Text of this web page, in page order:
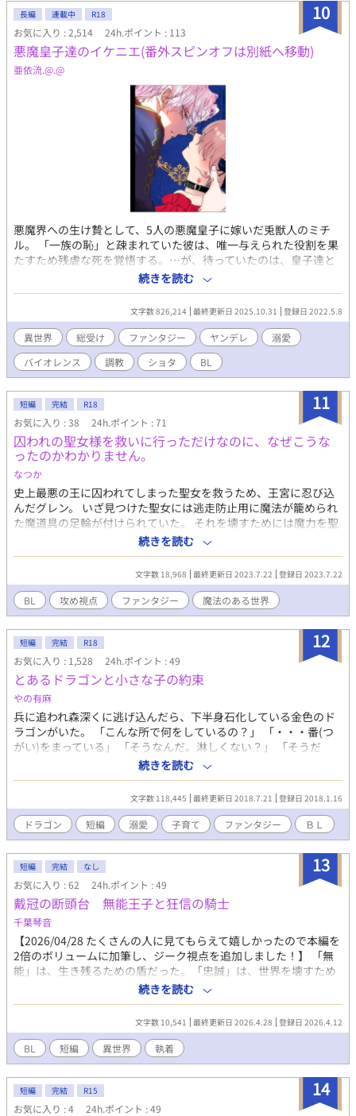
10
長編 連載中 R18
お気に入り : 2,514 24h.ポイント : 113
悪魔皇子達のイケニエ(番外スピンオフは別紙へ移動)
亜依流.@.@
悪魔界への生け贄として、5人の悪魔皇子に嫁いだ兎獣人のミチ
ル。 「一族の恥」と疎まれていた彼は、唯一与えられた役割を果
たすため残虐な死を覚悟する。…が、待っていたのは、皇子達と
の想像を絶する夫婦生活だった。 ※ヤンデレ、暴力的な性描写、
流血シーン、近親相姦を含みます。 ⬇以下(2025/10/31 08:10:30)
は、別紙 『ホストクラブ~借金返済のための奴隷契約~』 へ移行し
ました⬇ ☆番外編、ホストクラブを掲載中です☆ ※本編のストー
リーやせっていとは無関係です。悪魔皇子のイケニエを読んでい
ない方もお楽しみいただけます。 ✧• ────あらすじ────
•✧ あらゆる欲望が渦巻くエンターテインメントの街───新宿歌
舞伎町。 カサ・ディアブロ（Casa Diablo）は、その街最大規模
の売上を叩き出す高級ホストクラブだ。 店が客を選別し、キャス
トが相手をするのにふさわしい身なりかを見定める。 そんな、ほ
かとは一線を画した舞台の中で、ミチルは今日も担当ホストのハ
ルキを待ちわびていた。 裕福だが複雑な環境の家庭に産まれ、対
人恐怖症により人生の大半を孤独に過していたミチル。３年前の
ある日、ハルキに救われたことをきっかけに彼へ盲目的な熱を孕
むようになる。一方、カサ・ディアブロＮｏ．１ホストのハルキ
はミチルを都合よく利用し、思い通り弄ぶことを楽しんでいた。
ホストに通いつめる生活は、思いがけぬ事態により崩壊する。売
掛金の返済に追われることになったミチルに、カサ・ディアブロ
代表取締役のダンから、ある提案が成されるが·····────。
他とは違うミチルを面白おかしく揶揄うＮｏ．3や、妙な関心を寄
せるＮｏ．2、ミチルを乱雑に扱いながらも、拘り嫉妬に狂うハル
キ。金、愛憎、欲望が渦巻く世界で、ミチルと彼らの向かう結末
とは。
続きを読む
文字数 826,214 最終更新日 2025.10.31 登録日 2022.5.8
異世界 総受け ファンタジー ヤンデレ
溺愛
バイオレンス
調教 ショタ BL
11
短編 完結 R18
お気に入り : 38 24h.ポイント : 71
囚われの聖女様を救いに行っただけなのに、なぜこうな
ったのかわかりません。
なつか
史上最悪の王に囚われてしまった聖女を救うため、王宮に忍び込
んだグレン。 いざ見つけた聖女には逃走防止用に魔法が籠められ
た魔道具の足輪が付けられていた。 それを壊すためには魔力を聖
女に受け渡してもらう必要があるという。 ではその方法は？ 「僕
を抱けばいい」 そんな感じで型破りな聖女様(♂)に振り回される
続きを読む
文字数 18,968 最終更新日 2023.7.22 登録日 2023.7.22
BL 攻め視点 ファンタジー 魔法のある世界
12
短編 完結 R18
お気に入り : 1,528 24h.ポイント : 49
とあるドラゴンと小さな子の約束
やの有麻
兵に追われ森深くに逃げ込んだら、下半身石化している金色のド
ラゴンがいた。 「こんな所で何をしているの？」 「・・・番(つ
がい)をまっている」 「そうなんだ。淋しくない？」 「そうだ
な・・・傍にきてくれないか」 この２人の出会いで世界が崩壊す
るという運命が変わる。 短編全１６話＋あらすじです。後半R18
指定です。 完結しました！あとは番外編をどうしようか検討中...
所々違和感を感じるかもしれませんが暖かい心で読んで頂けると
有難いです。 2018.1.23現在。HOTランク10位になりました！有
難うございます！嬉しい限りです！
続きを読む
文字数 118,445 最終更新日 2018.7.21 登録日 2018.1.16
ドラゴン 短編 溺愛 子育て ファンタジー ＢＬ
13
短編 完結 なし
お気に入り : 62 24h.ポイント : 49
戴冠の断頭台 無能王子と狂信の騎士
千葉琴音
【2026/04/28 たくさんの人に見てもらえて嬉しかったので本編を
2倍のボリュームに加筆し、ジーク視点を追加しました！】 「無
能」は、生き残るための盾だった。「忠誠」は、世界を壊すため
の牙だった 第四王子セシルは、血塗られた王宮を生き抜くため
「愚鈍な王子」を演じ続けてきた。彼の正体を知るのは、幼少期
から影のように寄り添う寡黙な従者、ジークだけ。 しかし、第一
王子暗殺の濡れ衣を着せられたことで、セシルの計画は崩壊す
る。弁明も許されず、明日には首を刎ねられる絶望の夜。セシル
はジークに「逃げて自由になれ」と最後の命令を下す。だが、返
ってきたのは拒絶と、ジークの瞳に宿る昏い情熱だった。 忠誠を
超えた狂信。愛を超えた独占欲。 血の海に沈む処刑場から、主従
による美しくも凄惨な「逆転の戴冠式」が幕を開ける。
続きを読む
文字数 10,541 最終更新日 2026.4.28 登録日 2026.4.12
BL 短編 異世界 執着
14
短編 完結 R15
お気に入り : 4 24h.ポイント : 49